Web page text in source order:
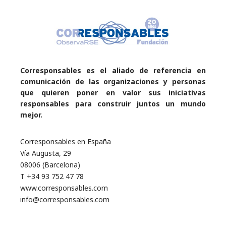
Corresponsables es el aliado de referencia en
comunicación de las organizaciones y personas
que quieren poner en valor sus iniciativas
responsables para construir juntos un mundo
mejor.
Corresponsables en España
Vía Augusta, 29
08006 (Barcelona)
T +34 93 752 47 78
www.corresponsables.com
info@corresponsables.com